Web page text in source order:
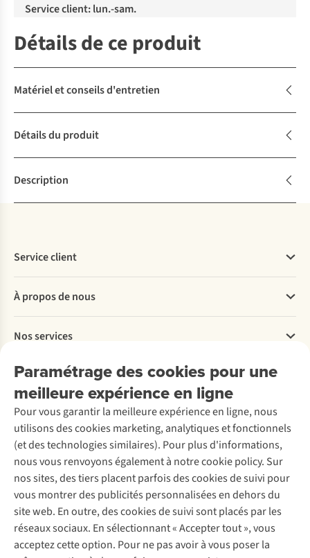
Service client: lun.-sam.
Détails de ce produit
Matériel et conseils d'entretien
Détails du produit
Description
Paramétrage des cookies pour une
meilleure expérience en ligne
Pour vous garantir la meilleure expérience en ligne, nous
utilisons des cookies marketing, analytiques et fonctionnels
(et des technologies similaires). Pour plus d'informations,
nous vous renvoyons également à notre cookie policy. Sur
nos sites, des tiers placent parfois des cookies de suivi pour
vous montrer des publicités personnalisées en dehors du
site web. En outre, des cookies de suivi sont placés par les
réseaux sociaux. En sélectionnant « Accepter tout », vous
acceptez cette option. Pour ne pas avoir à vous poser la
Service client
Commander
Payer
Livraison
Rétractation d'une commande
Entretien & réparations
Garantie
Contactez-nous
À propos de nous
Explore More
À propos d’Ayacucho
Nos magasins
À propos d’A.S.Adventure
Déclaration d'accessibilité
Nos services
Location / Location sports d’hiver
Entretien de ski
Service de lavage
Entretien de chaussures
Réparation de chaussures
Réparation de vêtements
Retouches
Pour les entreprises
Découvrez
A.S.Magazine
Explore Camp
Gear Check
Expertise & conseils
Abonnez-vous à la newsletter
Suivez-nous